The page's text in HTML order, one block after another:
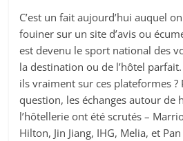
C’est un fait aujourd’hui auquel
fouiner sur un site d’avis ou
est devenu le sport national des
la destination ou de l’hôtel
ils vraiment sur ces plateformes
question, les échanges autour de
l’hôtellerie ont été scrutés –
Hilton, Jin Jiang, IHG, Melia, et